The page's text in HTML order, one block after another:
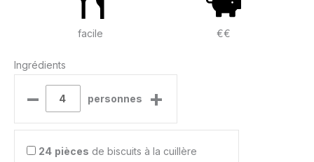
facile €€
Ingrédients
– personnes +
24 pièces de biscuits à la cuillère